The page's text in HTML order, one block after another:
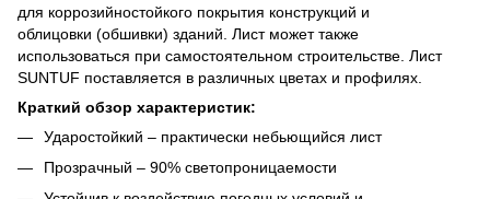
для коррозийностойкого покрытия конструкций и
облицовки (обшивки) зданий. Лист может также
использоваться при самостоятельном строительстве. Лист
SUNTUF поставляется в различных цветах и профилях.
Краткий обзор характеристик:
Ударостойкий – практически небьющийся лист
Прозрачный – 90% светопроницаемости